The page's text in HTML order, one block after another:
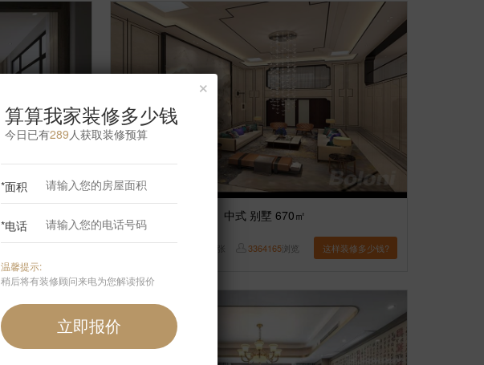
【案例】 【中粮瑞府】中式 别墅 670㎡
3364165浏览 这样装修多少钱?
×
算算我家装修多少钱
今日已有289 人获取装修预算
*面积
*电话
温馨提示:
稍后将有装修顾问来电为您解读报价